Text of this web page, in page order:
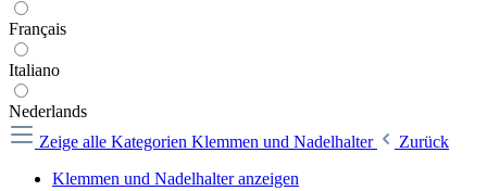
Français
Italiano
Nederlands
Zeige alle Kategorien Klemmen und Nadelhalter
Zurück
Klemmen und Nadelhalter anzeigen